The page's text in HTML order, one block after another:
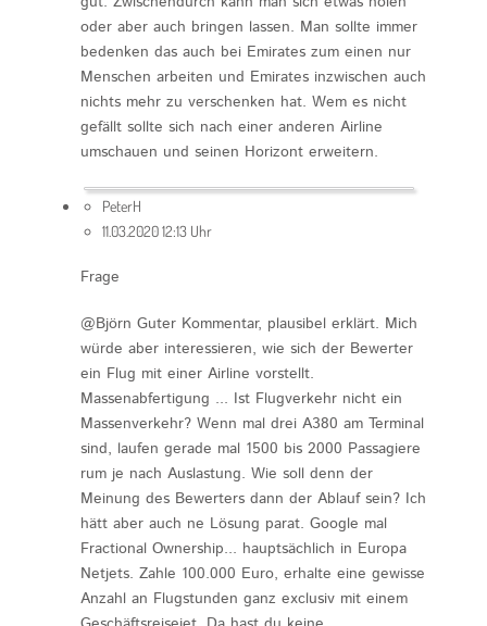
oder aber auch bringen lassen. Man sollte immer
bedenken das auch bei Emirates zum einen nur
Menschen arbeiten und Emirates inzwischen auch
nichts mehr zu verschenken hat. Wem es nicht
gefällt sollte sich nach einer anderen Airline
umschauen und seinen Horizont erweitern.
PeterH
11.03.2020 12:13 Uhr
Frage
@Björn Guter Kommentar, plausibel erklärt. Mich
würde aber interessieren, wie sich der Bewerter
ein Flug mit einer Airline vorstellt.
Massenabfertigung ... Ist Flugverkehr nicht ein
Massenverkehr? Wenn mal drei A380 am Terminal
sind, laufen gerade mal 1500 bis 2000 Passagiere
rum je nach Auslastung. Wie soll denn der
Meinung des Bewerters dann der Ablauf sein? Ich
hätt aber auch ne Lösung parat. Google mal
Fractional Ownership... hauptsächlich in Europa
Netjets. Zahle 100.000 Euro, erhalte eine gewisse
Anzahl an Flugstunden ganz exclusiv mit einem